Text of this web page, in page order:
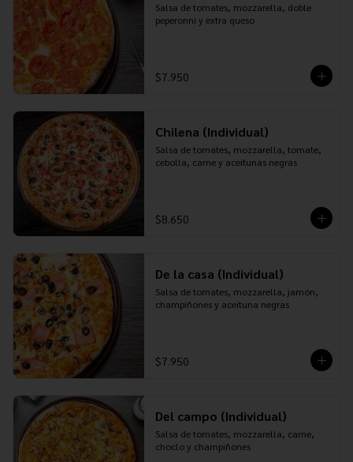
Salsa de tomates, mozzarella, doble
peperonni y extra queso
$7.950
Chilena (Individual)
Salsa de tomates, mozzarella, tomate,
cebolla, carne y aceitunas negras
$8.650
De la casa (Individual)
Salsa de tomates, mozzarella, jamón,
champiñones y aceituna negras
$7.950
Del campo (Individual)
Salsa de tomates, mozzarella, carne,
choclo y champiñones